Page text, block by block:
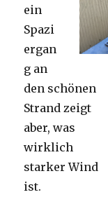
ein
Spazi
ergan
g an
den schönen
Strand zeigt
aber, was
wirklich
starker Wind
ist.